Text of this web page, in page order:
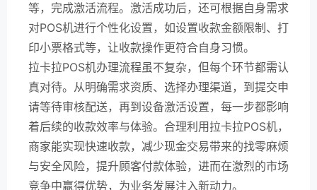
等，完成激活流程。激活成功后，还可根据自身需求
对POS机进行个性化设置，如设置收款金额限制、打
印小票格式等，让收款操作更符合自身习惯。
拉卡拉POS机办理流程虽不复杂，但每个环节都需认
真对待。从明确需求资质、选择办理渠道，到提交申
请等待审核配送，再到设备激活设置，每一步都影响
着后续的收款效率与体验。合理利用拉卡拉POS机，
商家能实现快速收款，减少现金交易带来的找零麻烦
与安全风险，提升顾客付款体验，进而在激烈的市场
竞争中赢得优势，为业务发展注入新动力。